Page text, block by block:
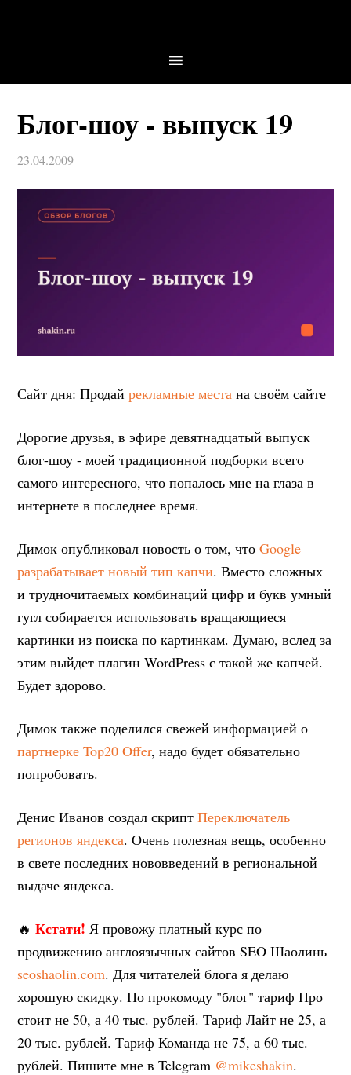
Блог-шоу - выпуск 19
23.04.2009
Сайт дня: Продайрекламные места на своём сайте
Дорогие друзья, в эфире девятнадцатый выпуск
блог-шоу - моей традиционной подборки всего
самого интересного, что попалось мне на глаза в
интернете в последнее время.
Димок опубликовал новость о том, чтоGoogle
разрабатывает новый тип капчи. Вместо сложных
и трудночитаемых комбинаций цифр и букв умный
гугл собирается использовать вращающиеся
картинки из поиска по картинкам. Думаю, вслед за
этим выйдет плагин WordPress с такой же капчей.
Будет здорово.
Димок также поделился свежей информацией о
партнерке Top20 Offer, надо будет обязательно
попробовать.
Денис Иванов создал скриптПереключатель
регионов яндекса. Очень полезная вещь, особенно
в свете последних нововведений в региональной
выдаче яндекса.
🔥Кстати! Я провожу платный курс по
продвижению англоязычных сайтов SEO Шаолинь
seoshaolin.com. Для читателей блога я делаю
хорошую скидку. По прокомоду "блог" тариф Про
стоит не 50, а 40 тыс. рублей. Тариф Лайт не 25, а
20 тыс. рублей. Тариф Команда не 75, а 60 тыс.
рублей. Пишите мне в Telegram @mikeshakin.